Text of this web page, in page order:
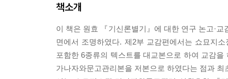
책소개
이 책은 원효 『기신론별기』에 대한 연구 논고·
면에서 조명하였다. 제2부 교감편에서는 쇼묘지
포함한 6종류의 텍스트를 대교본으로 하여 교감
가나자와문고관리본을 저본으로 하였다는 점과